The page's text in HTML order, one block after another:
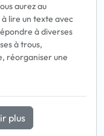
aurez au
lire un texte avec
à diverses
à trous,
réorganiser une
plus